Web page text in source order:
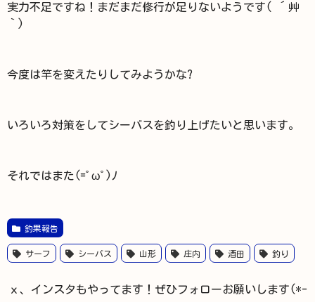
実力不足ですね！まだまだ修行が足りないようです( ´艸
｀)
今度は竿を変えたりしてみようかな?
いろいろ対策をしてシーバスを釣り上げたいと思います。
それではまた(=ﾟωﾟ)ﾉ
釣果報告
サーフ シーバス 山形 庄内 酒田 釣り
ｘ、インスタもやってます！ぜひフォローお願いします(*-